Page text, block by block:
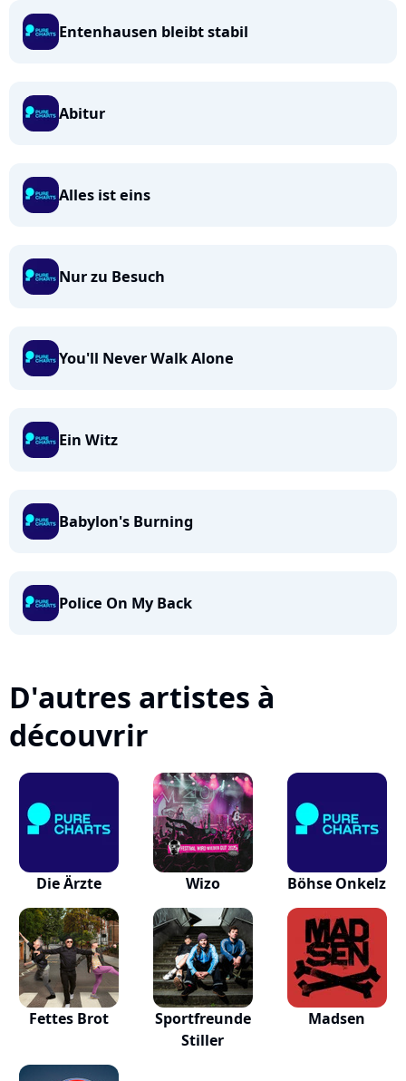
Entenhausen bleibt stabil
Abitur
Alles ist eins
Nur zu Besuch
You'll Never Walk Alone
Ein Witz
Babylon's Burning
Police On My Back
D'autres artistes à
découvrir
Die Ärzte Wizo Böhse Onkelz
Fettes Brot
Sportfreunde
Stiller
Madsen